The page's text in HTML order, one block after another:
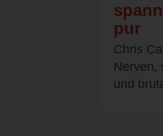
pur
Chris
Nerven,
und